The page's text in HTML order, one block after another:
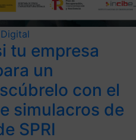
tu empresa
un
con el
simulacros de
SPRI